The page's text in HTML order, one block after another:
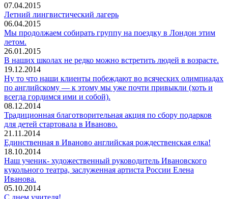
07.04.2015
Летний лингвистический лагерь
06.04.2015
Мы продолжаем собирать группу на поездку в Лондон этим
летом.
26.01.2015
В наших школах не редко можно встретить людей в возрасте.
19.12.2014
Ну то что наши клиенты побеждают во всяческих олимпиадах
по английскому — к этому мы уже почти привыкли (хоть и
всегда гордимся ими и собой).
08.12.2014
Традиционная благотворительная акция по сбору подарков
для детей стартовала в Иваново.
21.11.2014
Единственная в Иваново английская рождественская елка!
18.10.2014
Наш ученик- художественный руководитель Ивановского
кукольного театра, заслуженная артиста России Елена
Иванова.
05.10.2014
С днем учителя!